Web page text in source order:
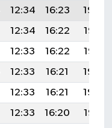
12:34 16:23
19:34
12:34 16:22
19:33
12:33 16:22
19:32
12:33 16:21
19:30
12:33 16:21
19:29
12:33 16:20
19:28